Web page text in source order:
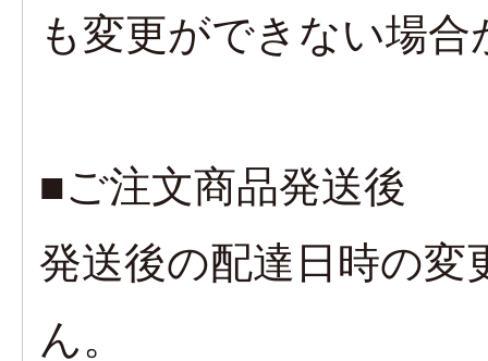
も変更ができない場
■ご注文商品発送後
発送後の配達日時の
ん。